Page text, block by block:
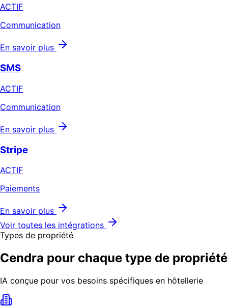
ACTIF
Communication
En savoir plus
SMS
ACTIF
Communication
En savoir plus
Stripe
ACTIF
Paiements
En savoir plus
Voir toutes les intégrations
Types de propriété
Cendra pour chaque type de propriété
IA conçue pour vos besoins spécifiques en hôtellerie